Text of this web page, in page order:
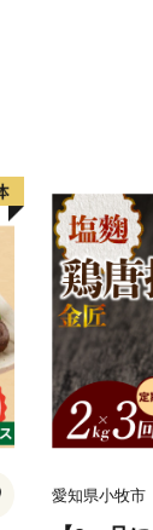
愛知県小牧市